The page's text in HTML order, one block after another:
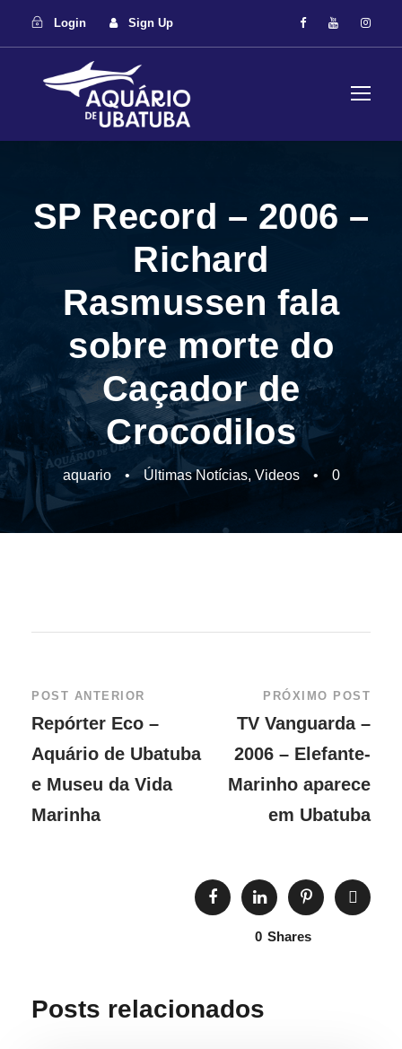
Login Sign Up
SP Record – 2006 –
Richard
Rasmussen fala
sobre morte do
Caçador de
Crocodilos
aquario • Últimas Notícias, Videos • 0
POST ANTERIOR
Repórter Eco –
Aquário de Ubatuba
e Museu da Vida
Marinha
PRÓXIMO POST
TV Vanguarda –
2006 – Elefante-
Marinho aparece
em Ubatuba
0 Shares
Posts relacionados